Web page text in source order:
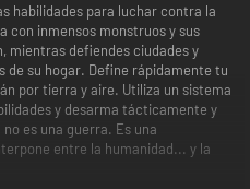
habilidades para luchar contra la
con inmensos monstruos y sus
mientras defiendes ciudades y
de su hogar. Define rápidamente tu
por tierra y aire. Utiliza un sistema
y desarma tácticamente y
es una guerra. Es una
entre la humanidad... y la